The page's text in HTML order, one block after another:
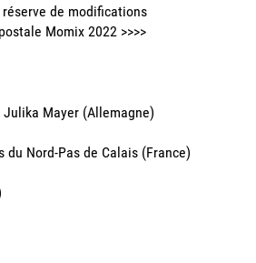
de modifications
Momix 2022 >>>>
Mayer (Allemagne)
du Nord-Pas de Calais (France)